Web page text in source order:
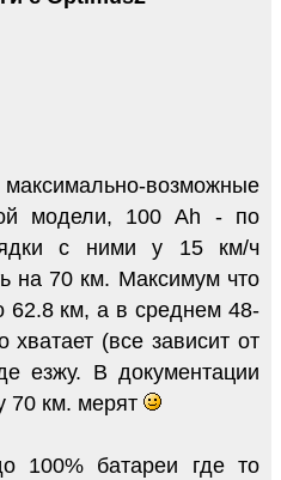
возможные
модели, 100 Ah - по
с ними у 15 км/ч
на 70 км. Максимум что
62.8 км, а в среднем 48-
(все зависит от
езжу. В документации
70 км. мерят
100% батареи где то